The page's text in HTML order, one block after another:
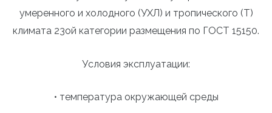
умеренного и холодного (УХЛ) и тропического (Т)
климата 23ой категории размещения по ГОСТ 15150.
Условия эксплуатации:
• температура окружающей среды